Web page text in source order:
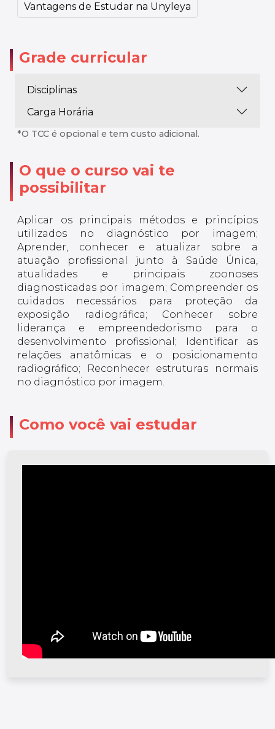
Vantagens de Estudar na Unyleya
Grade curricular
Disciplinas
Carga Horária
*O TCC é opcional e tem custo adicional.
O que o curso vai te
possibilitar
Aplicar os principais métodos e princípios
utilizados no diagnóstico por imagem;
Aprender, conhecer e atualizar sobre a
atuação profissional junto à Saúde Única,
atualidades e principais zoonoses
diagnosticadas por imagem; Compreender os
cuidados necessários para proteção da
exposição radiográfica; Conhecer sobre
liderança e empreendedorismo para o
desenvolvimento profissional; Identificar as
relações anatômicas e o posicionamento
radiográfico; Reconhecer estruturas normais
no diagnóstico por imagem.
Como você vai estudar